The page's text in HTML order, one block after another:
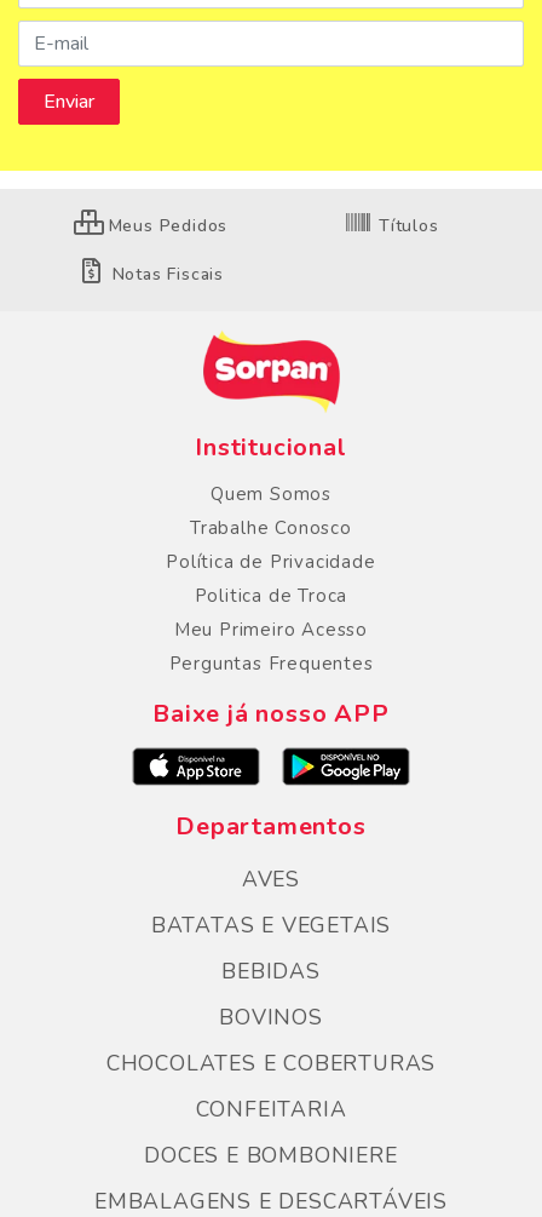
Meus Pedidos Títulos
Notas Fiscais
Institucional
Quem Somos
Trabalhe Conosco
Política de Privacidade
Politica de Troca
Meu Primeiro Acesso
Perguntas Frequentes
Baixe já nosso APP
Departamentos
AVES
BATATAS E VEGETAIS
BEBIDAS
BOVINOS
CHOCOLATES E COBERTURAS
CONFEITARIA
DOCES E BOMBONIERE
EMBALAGENS E DESCARTÁVEIS